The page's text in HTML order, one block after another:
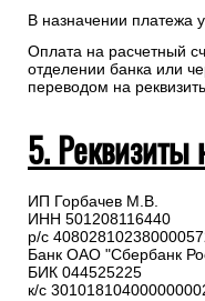
В назначении платежа
Оплата на расчетный
отделении банка или
переводом на
5.
ИП Горбачев М.В.
ИНН 501208116440
р/с
Банк ОАО "Сбербанк
БИК 044525225
к/с